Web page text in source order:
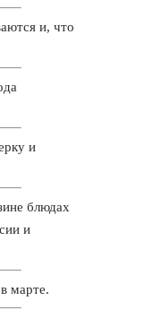
и, что
и
блюдах
и
марте.